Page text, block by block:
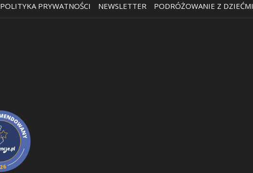
POLITYKA PRYWATNOŚCI NEWSLETTER OTWIERA
PODRÓŻOWANIE Z DZIEĆMI